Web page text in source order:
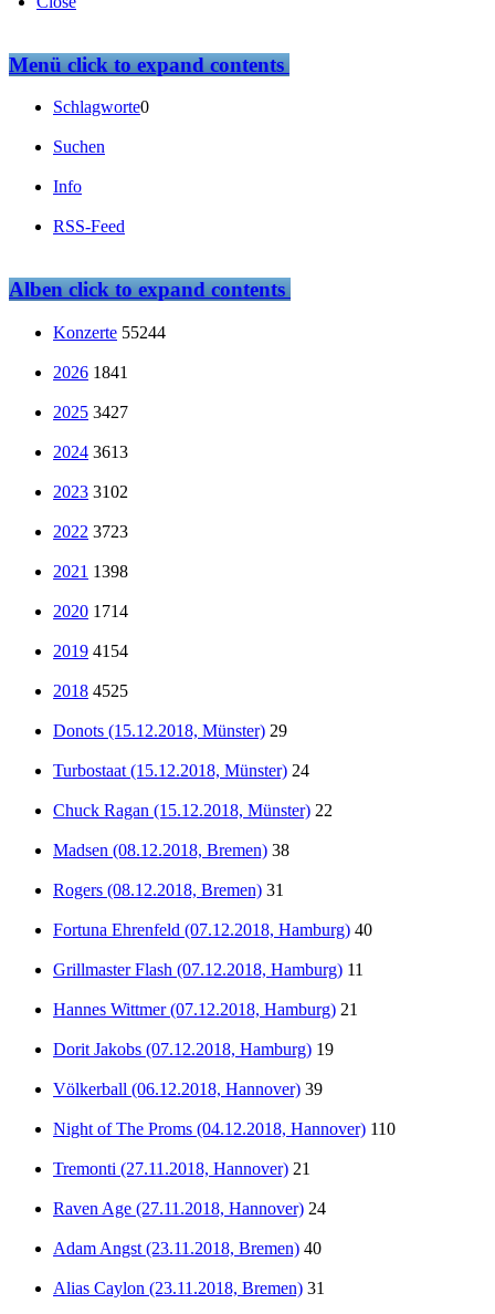
Menüclick to expand contents
Schlagworte0
Suchen
Info
RSS-Feed
Albenclick to expand contents
Konzerte 55244
2026 1841
2025 3427
2024 3613
2023 3102
2022 3723
2021 1398
2020 1714
2019 4154
2018 4525
Donots (15.12.2018, Münster) 29
Turbostaat (15.12.2018, Münster) 24
Chuck Ragan (15.12.2018, Münster) 22
Madsen (08.12.2018, Bremen) 38
Rogers (08.12.2018, Bremen) 31
Fortuna Ehrenfeld (07.12.2018, Hamburg) 40
Grillmaster Flash (07.12.2018, Hamburg) 11
Hannes Wittmer (07.12.2018, Hamburg) 21
Dorit Jakobs (07.12.2018, Hamburg) 19
Völkerball (06.12.2018, Hannover) 39
Night of The Proms (04.12.2018, Hannover) 110
Tremonti (27.11.2018, Hannover) 21
Raven Age (27.11.2018, Hannover) 24
Adam Angst (23.11.2018, Bremen) 40
Alias Caylon (23.11.2018, Bremen) 31